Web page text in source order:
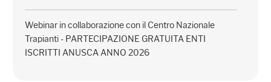
Webinar in collaborazione con il Centro Nazionale
Trapianti - PARTECIPAZIONE GRATUITA ENTI
ISCRITTI ANUSCA ANNO 2026